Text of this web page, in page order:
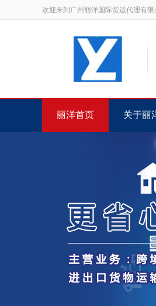
欢迎来到广州丽洋国际货运代理有限
丽洋首页 关于丽